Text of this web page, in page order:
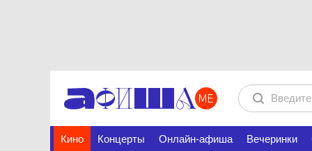
Кино Концерты Онлайн-афиша Вечеринки